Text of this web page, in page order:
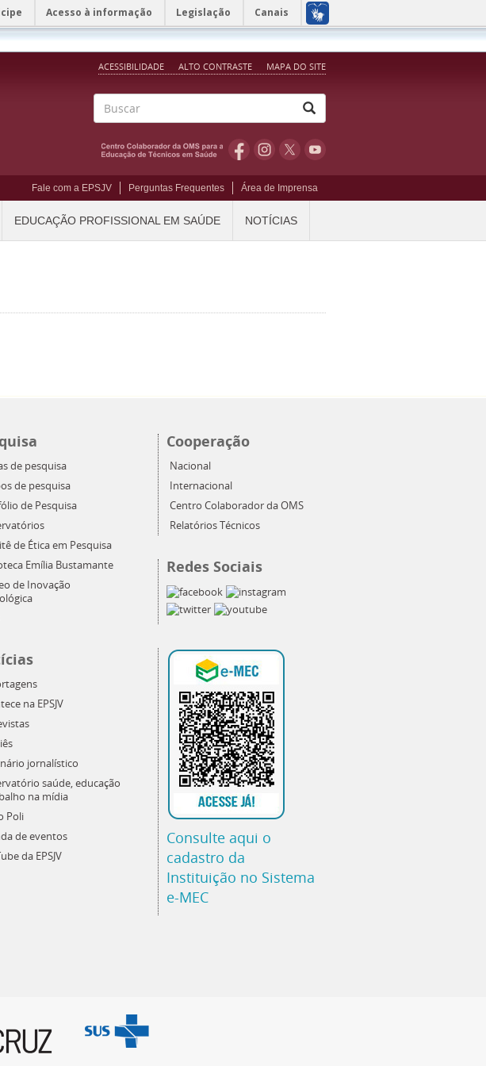
Acesso à informação Legislação Canais
ACESSIBILIDADE ALTO CONTRASTE MAPA DO SITE
Fale com a EPSJV Perguntas Frequentes Área de Imprensa
EDUCAÇÃO PROFISSIONAL EM SAÚDE NOTÍCIAS
de pesquisa
de pesquisa
de Pesquisa
de Ética em Pesquisa
Emília Bustamante
de Inovação
na EPSJV
jornalístico
saúde, educação
na mídia
Poli
de eventos
da EPSJV
Cooperação
Nacional
Internacional
Centro Colaborador da OMS
Relatórios Técnicos
Redes Sociais
Consulte aqui o
cadastro da
Instituição no Sistema
e-MEC